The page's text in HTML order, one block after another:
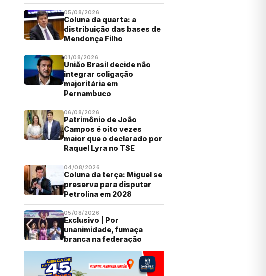
05/08/2026
Coluna da quarta: a
distribuição das bases de
Mendonça Filho
01/08/2026
União Brasil decide não
integrar coligação
majoritária em
Pernambuco
06/08/2026
Patrimônio de João
Campos é oito vezes
maior que o declarado por
Raquel Lyra no TSE
04/08/2026
Coluna da terça: Miguel se
preserva para disputar
Petrolina em 2028
05/08/2026
Exclusivo | Por
unanimidade, fumaça
branca na federação